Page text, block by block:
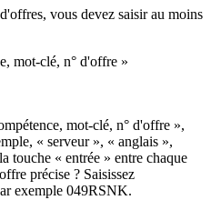
vous devez saisir au moins
mot-clé, n° d'offre »
mot-clé, n° d'offre »,
« serveur », « anglais »,
touche « entrée » entre chaque
précise ? Saisissez
exemple 049RSNK.